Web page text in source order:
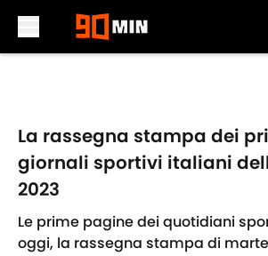
La rassegna stampa dei
giornali sportivi italiani
2023
Le prime pagine dei quotidiani
oggi, la rassegna stampa di